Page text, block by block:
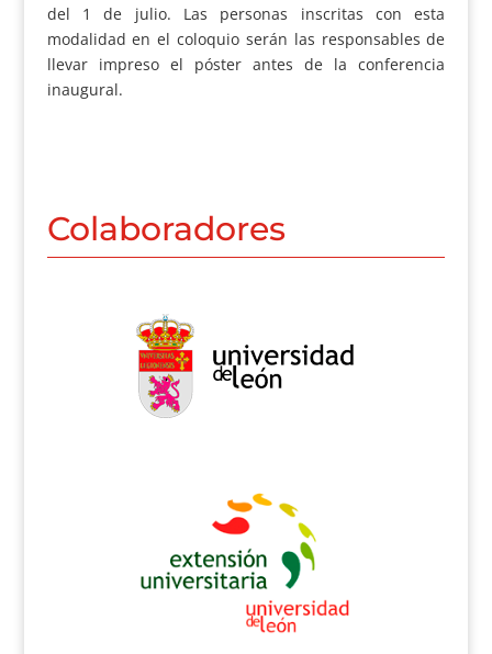
del 1 de julio. Las personas inscritas con esta
modalidad en el coloquio serán las responsables de
llevar impreso el póster antes de la conferencia
inaugural.
Colaboradores